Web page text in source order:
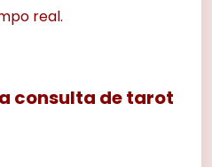
real.
consulta de tarot